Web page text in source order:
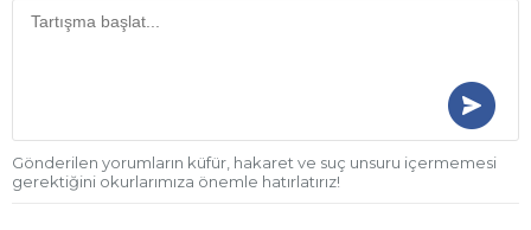
Gönderilen yorumların küfür, hakaret ve suç unsuru içermemesi
gerektiğini okurlarımıza önemle hatırlatırız!